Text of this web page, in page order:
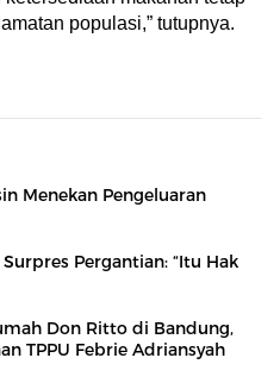
populasi,” tutupnya.
Menekan Pengeluaran
Pergantian: “Itu Hak
Don Ritto di Bandung,
TPPU Febrie Adriansyah